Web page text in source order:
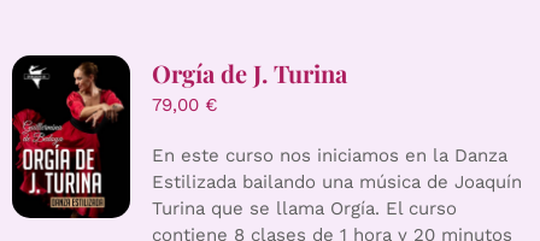
Orgía de J. Turina
79,00 €
En este curso nos iniciamos en la Danza
Estilizada bailando una música de Joaquín
Turina que se llama Orgía. El curso
contiene 8 clases de 1 hora y 20 minutos